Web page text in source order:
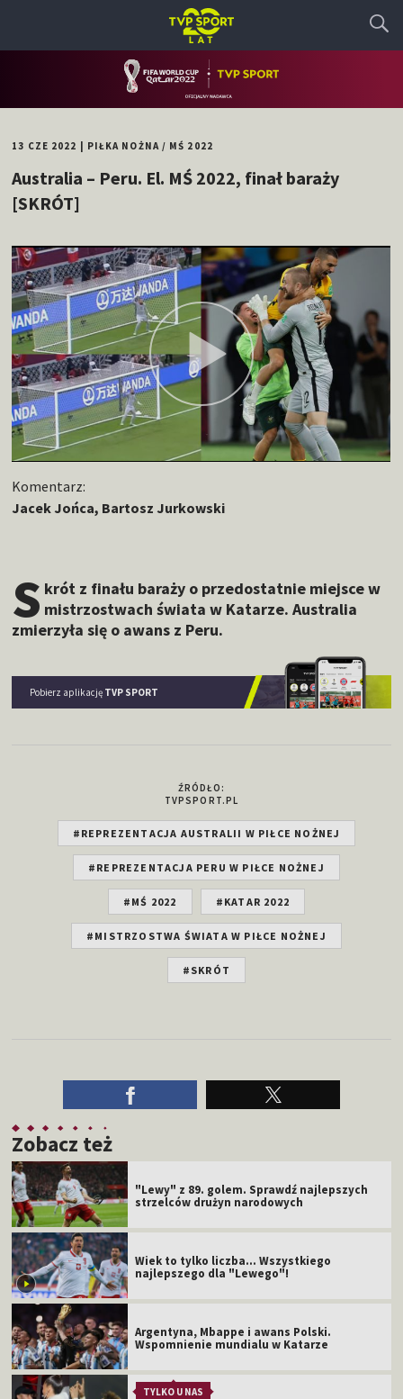
13 CZE 2022 PIŁKA NOŻNA/ MŚ 2022
Australia – Peru. El. MŚ 2022, finał baraży
[SKRÓT]
Komentarz:
Jacek Jońca, Bartosz Jurkowski
s krót z finału baraży o przedostatnie miejsce w
mistrzostwach świata w Katarze. Australia
zmierzyła się o awans z Peru.
Pobierz aplikację TVP SPORT
ŹRÓDŁO:
TVPSPORT.PL
#REPREZENTACJA AUSTRALII W PIŁCE NOŻNEJ
#REPREZENTACJA PERU W PIŁCE NOŻNEJ
#MŚ 2022 #KATAR 2022
#MISTRZOSTWA ŚWIATA W PIŁCE NOŻNEJ
#SKRÓT
Zobacz też
"Lewy" z 89. golem. Sprawdź najlepszych
strzelców drużyn narodowych
Wiek to tylko liczba... Wszystkiego
najlepszego dla "Lewego"!
Argentyna, Mbappe i awans Polski.
Wspomnienie mundialu w Katarze
TYLKO U NAS